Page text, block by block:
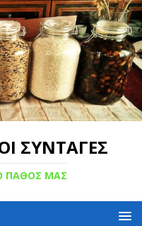
ΣΥΝΤΑΓΕΣ
ΠΑΘΟΣ ΜΑΣ